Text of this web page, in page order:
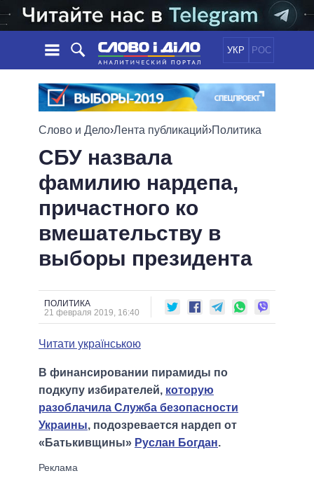
УКР РОС
НОВОСТИ
СТАТЬИ
МНЕНИЯ
ОБЗОРЫ
ДАЙДЖЕСТЫ
ОБЩЕСТВО
МИР
ВСЕ ПОЛИТИКИ
ПРЕЗИДЕНТ И ОФИС
ВЕРХОВНАЯ РАДА
КАБИНЕТ МИНИСТРОВ
ГЛАВЫ ОБЛАДМИНИСТРАЦИЙ
ВСЕ ПЕРСОНЫ
ИНФОГРАФИКА
ВИДЕО
ПОДДЕРЖАТЬ
СРАВНЕНИЕ ПОЛИТИКОВ
Слово и Дело›Лента публикаций›Политика
СБУ назвала
фамилию нардепа,
причастного ко
вмешательству в
выборы президента
ПОЛИТИКА
21 февраля 2019, 16:40
Читати українською
В финансировании пирамиды по
подкупу избирателей, которую
разоблачила Служба безопасности
Украины, подозревается нардеп от
«Батькивщины» Руслан Богдан.